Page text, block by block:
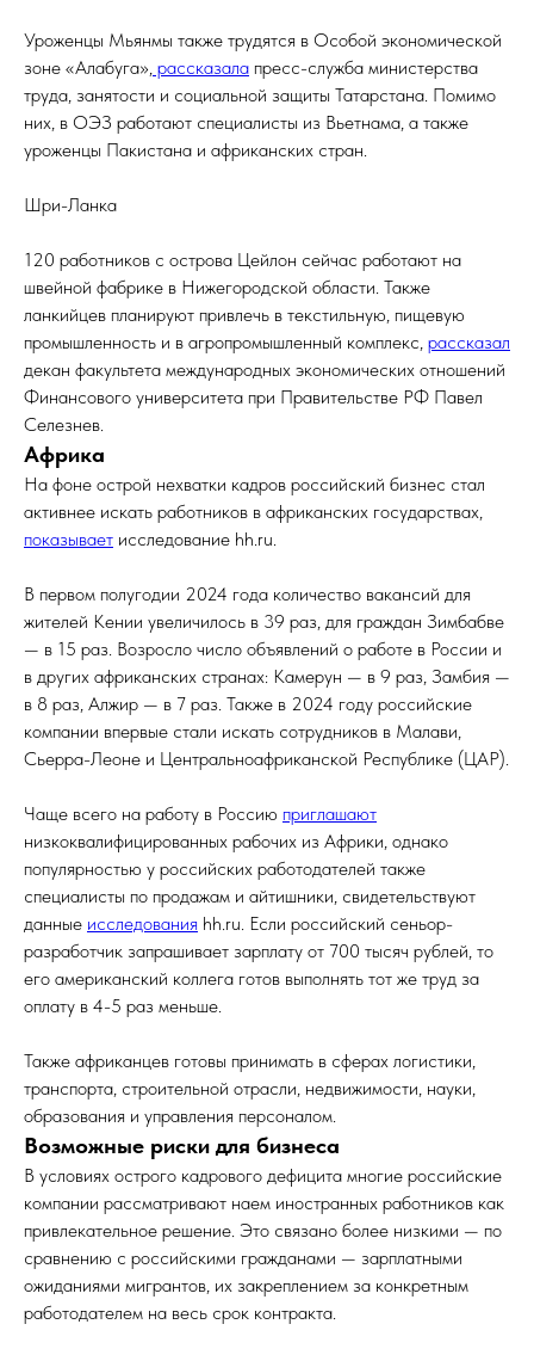
Уроженцы Мьянмы также трудятся в Особой экономической
зоне «Алабуга», рассказала пресс-служба министерства
труда, занятости и социальной защиты Татарстана. Помимо
них, в ОЭЗ работают специалисты из Вьетнама, а также
уроженцы Пакистана и африканских стран.
Шри-Ланка
120 работников с острова Цейлон сейчас работают на
швейной фабрике в Нижегородской области. Также
ланкийцев планируют привлечь в текстильную, пищевую
промышленность и в агропромышленный комплекс, рассказал
декан факультета международных экономических отношений
Финансового университета при Правительстве РФ Павел
Селезнев.
Африка
На фоне острой нехватки кадров российский бизнес стал
активнее искать работников в африканских государствах,
показывает исследование hh.ru.
В первом полугодии 2024 года количество вакансий для
жителей Кении увеличилось в 39 раз, для граждан Зимбабве
— в 15 раз. Возросло число объявлений о работе в России и
в других африканских странах: Камерун — в 9 раз, Замбия —
в 8 раз, Алжир — в 7 раз. Также в 2024 году российские
компании впервые стали искать сотрудников в Малави,
Сьерра-Леоне и Центральноафриканской Республике (ЦАР).
Чаще всего на работу в Россию приглашают
низкоквалифицированных рабочих из Африки, однако
популярностью у российских работодателей также
специалисты по продажам и айтишники, свидетельствуют
данные исследования hh.ru. Если российский сеньор-
разработчик запрашивает зарплату от 700 тысяч рублей, то
его американский коллега готов выполнять тот же труд за
оплату в 4-5 раз меньше.
Также африканцев готовы принимать в сферах логистики,
транспорта, строительной отрасли, недвижимости, науки,
образования и управления персоналом.
Возможные риски для бизнеса
В условиях острого кадрового дефицита многие российские
компании рассматривают наем иностранных работников как
привлекательное решение. Это связано более низкими — по
сравнению с российскими гражданами — зарплатными
ожиданиями мигрантов, их закреплением за конкретным
работодателем на весь срок контракта.